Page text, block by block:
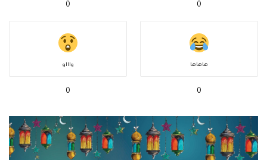
0
0
هاهاها
0
واااو
0